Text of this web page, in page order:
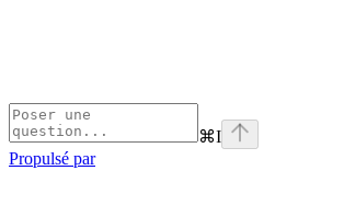
⌘I
Propulsé par